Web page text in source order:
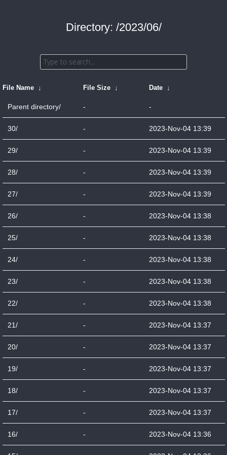
Directory: /2023/06/
File Name ↓ File Size ↓ Date ↓
Parent directory/ - -
30/ - 2023-Nov-04 13:39
29/ - 2023-Nov-04 13:39
28/ - 2023-Nov-04 13:39
27/ - 2023-Nov-04 13:39
26/ - 2023-Nov-04 13:38
25/ - 2023-Nov-04 13:38
24/ - 2023-Nov-04 13:38
23/ - 2023-Nov-04 13:38
22/ - 2023-Nov-04 13:38
21/ - 2023-Nov-04 13:37
20/ - 2023-Nov-04 13:37
19/ - 2023-Nov-04 13:37
18/ - 2023-Nov-04 13:37
17/ - 2023-Nov-04 13:37
16/ - 2023-Nov-04 13:36